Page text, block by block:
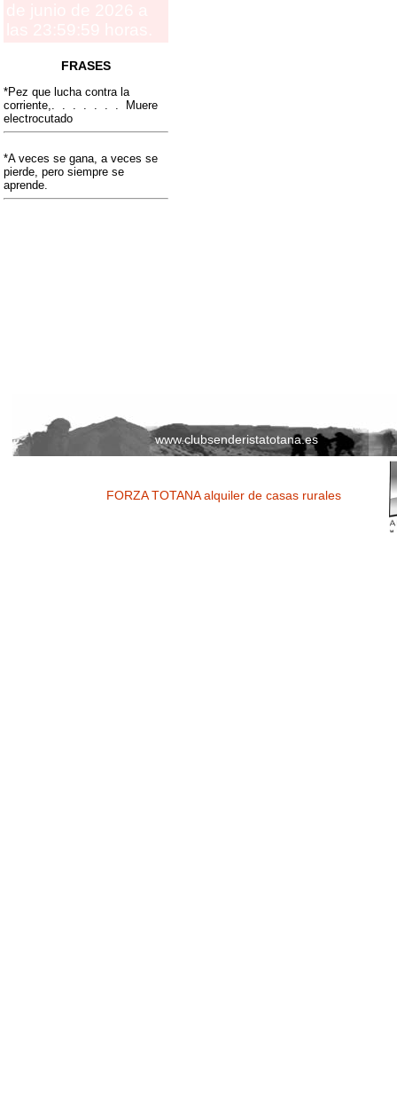
FRASES
*Pez que lucha contra la
corriente,. . . . . . . Muere
electrocutado
*A veces se gana, a veces se
pierde, pero siempre se
aprende.
www.clubsenderistatotana.es
FORZA TOTANA alquiler de casas rurales